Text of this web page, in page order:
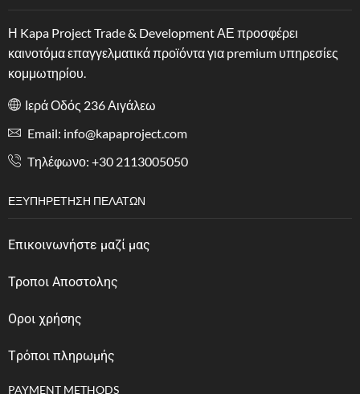
Η Kapa Project Trade & Development ΑΕ προσφέρει
καινοτόμα επαγγελματικά προϊόντα για premium υπηρεσίες
κομμωτηρίου.
Ιερά Οδός 236 Αιγάλεω
Email: info@kapaproject.com
Tηλέφωνο: +30 2113005050
ΕΞΥΠΗΡΈΤΗΣΗ ΠΕΛΑΤΏΝ
Επικοινωνήστε μαζί μας
Τροποι Αποστολης
Οροι χρήσης
Tρόποι πληρωμής
PAYMENT METHODS